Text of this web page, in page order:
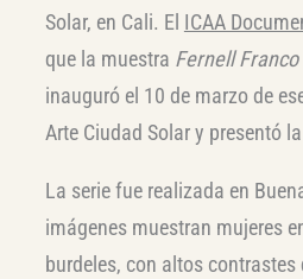
Solar, en Cali. El ICAA
que la muestra Fernell
inauguró el 10 de marzo de
Arte Ciudad Solar y presentó
La serie fue realizada en
imágenes muestran mujeres
burdeles, con altos contrastes